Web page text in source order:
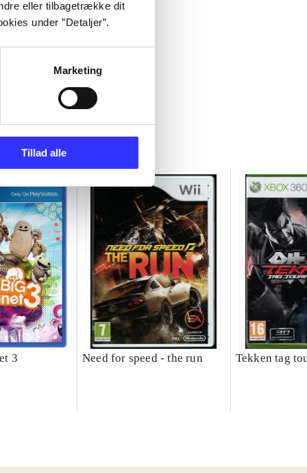
eller tilbagetrække dit
under ”Detaljer”.
Marketing
Tillad alle
3 Need for speed - the run Tekken tag